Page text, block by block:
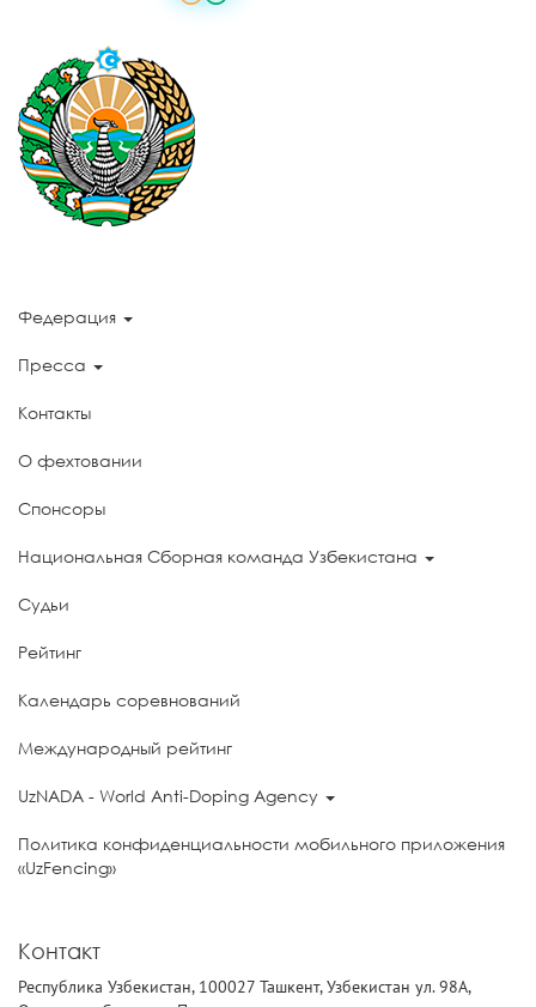
Федерация
Пресса
Контакты
О фехтовании
Спонсоры
Национальная Сборная команда Узбекистана
Судьи
Рейтинг
Календарь соревнований
Международный рейтинг
UzNADA - World Anti-Doping Agency
Политика конфиденциальности мобильного приложения
«UzFencing»
Контакт
Республика Узбекистан, 100027 Ташкент, Узбекистан ул. 98А,